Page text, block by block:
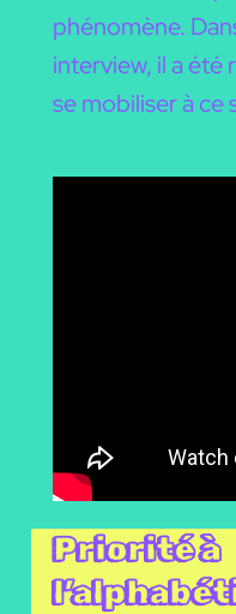
phénomène.
interview, il a été
se mobiliser à ce
Priorité à